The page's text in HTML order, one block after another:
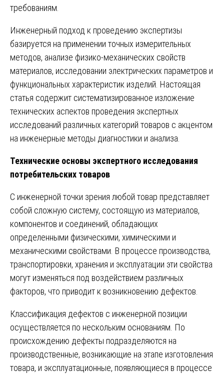
требованиям.
Инженерный подход к проведению экспертизы
базируется на применении точных измерительных
методов, анализе физико-механических свойств
материалов, исследовании электрических параметров и
функциональных характеристик изделий. Настоящая
статья содержит систематизированное изложение
технических аспектов проведения экспертных
исследований различных категорий товаров с акцентом
на инженерные методы диагностики и анализа.
Технические основы экспертного исследования
потребительских товаров
С инженерной точки зрения любой товар представляет
собой сложную систему, состоящую из материалов,
компонентов и соединений, обладающих
определенными физическими, химическими и
механическими свойствами. В процессе производства,
транспортировки, хранения и эксплуатации эти свойства
могут изменяться под воздействием различных
факторов, что приводит к возникновению дефектов.
Классификация дефектов с инженерной позиции
осуществляется по нескольким основаниям. По
происхождению дефекты подразделяются на
производственные, возникающие на этапе изготовления
товара, и эксплуатационные, появляющиеся в процессе